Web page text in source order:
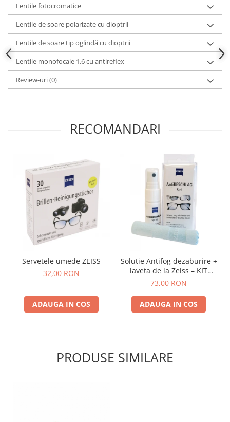
Lentile fotocromatice
Lentile de soare polarizate cu dioptrii
Lentile de soare tip oglindă cu dioptrii
Lentile monofocale 1.6 cu antireflex
Review-uri(0)
RECOMANDARI
Servetele umede ZEISS
32,00 RON
ADAUGA IN COS
Solutie Antifog dezaburire +
laveta de la Zeiss – KIT
COMPLET
73,00 RON
ADAUGA IN COS
PRODUSE SIMILARE